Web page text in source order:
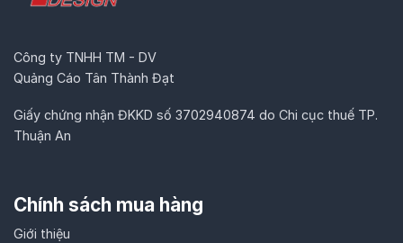
Công ty TNHH TM - DV
Quảng Cáo Tân Thành Đạt
Giấy chứng nhận ĐKKD số 3702940874 do Chi cục thuế TP.
Thuận An
Chính sách mua hàng
Giới thiệu